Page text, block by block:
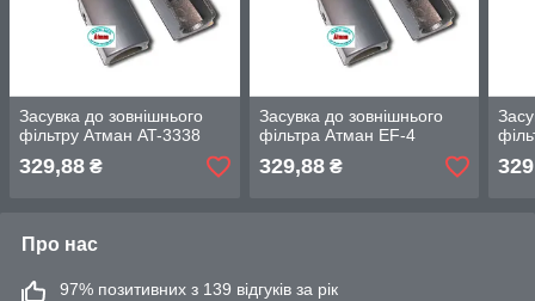
Засувка до зовнішнього
фільтру Атман AT-3338
329,88 ₴
Засувка до зовнішнього
фільтра Атман EF-4
329,88₴
Про нас
97% позитивних з 139 відгуків за рік